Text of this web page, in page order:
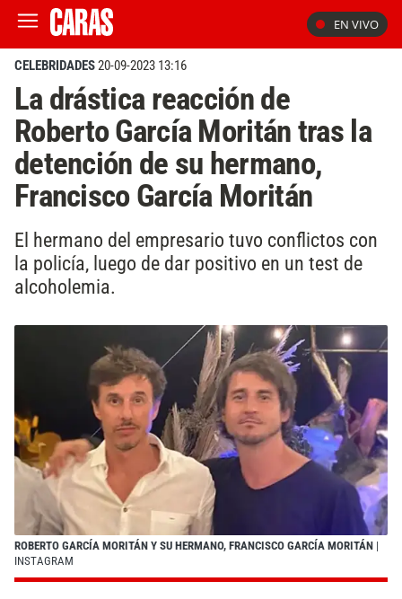
EN VIVO
CELEBRIDADES20-09-2023 13:16
La drástica reacción de
Roberto García Moritán tras la
detención de su hermano,
Francisco García Moritán
El hermano del empresario tuvo conflictos con
la policía, luego de dar positivo en un test de
alcoholemia.
ROBERTO GARCÍA MORITÁN Y SU HERMANO, FRANCISCO GARCÍA MORITÁN |
INSTAGRAM